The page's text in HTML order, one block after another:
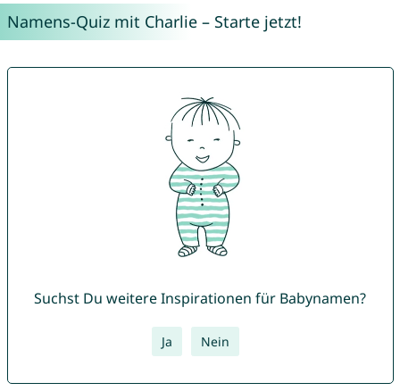
Namens-Quiz mit Charlie – Starte jetzt!
Suchst Du weitere Inspirationen für Babynamen?
Ja Nein